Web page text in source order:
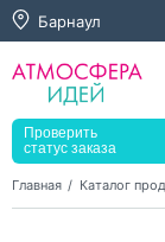
Барнаул
Проверить
статус заказа
Главная Каталог
Оставьте